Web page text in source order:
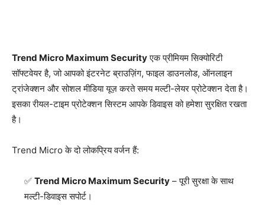
Trend Micro Maximum Securityएक प्रीमियम सिक्योरिटी
सॉफ्टवेयर है, जो आपको इंटरनेट ब्राउज़िंग, फाइल डाउनलोड, ऑनलाइन
ट्रांजेक्शन और सोशल मीडिया यूज़ करते समय मल्टी-लेयर प्रोटेक्शन देता है।
इसका रीयल-टाइम प्रोटेक्शन सिस्टम आपके डिवाइस को हमेशा सुरक्षित रखता
है।
Trend Micro के दो लोकप्रिय वर्जन हैं:
Trend Micro Maximum Security – पूरी सुरक्षा के साथ
मल्टी-डिवाइस सपोर्ट।